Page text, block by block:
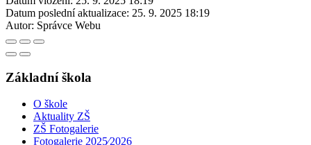
Datum poslední aktualizace: 25. 9. 2025 18:19
Autor: Správce Webu
Základní škola
O škole
Aktuality ZŠ
ZŠ Fotogalerie
Fotogalerie 2025⁄2026